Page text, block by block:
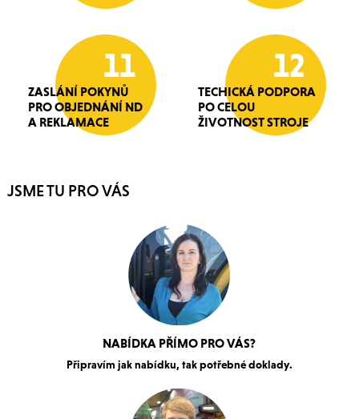
11
ZASLÁNÍ POKYNŮ
PRO OBJEDNÁNÍ ND
A REKLAMACE
12
TECHICKÁ PODPORA
PO CELOU
ŽIVOTNOST STROJE
JSME TU PRO VÁS
NABÍDKA PŘÍMO PRO VÁS?
Připravím jak nabídku, tak potřebné doklady.